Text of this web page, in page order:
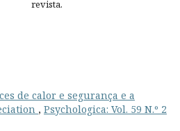
revista.
de calor e segurança e a
, Psychologica: Vol. 59 N.º 2